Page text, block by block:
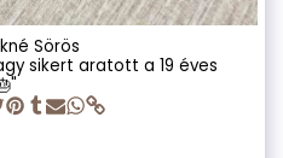
Sörös
sikert aratott a 19 éves